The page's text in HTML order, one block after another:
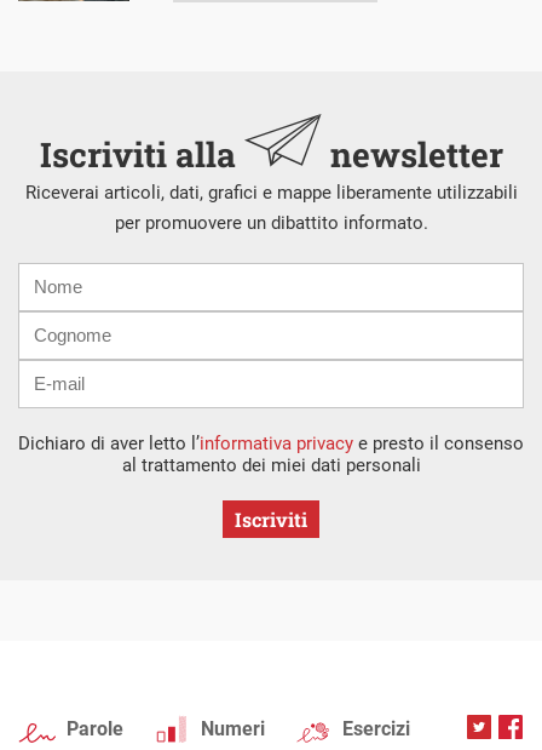
Iscriviti alla newsletter
Riceverai articoli, dati, grafici e mappe liberamente utilizzabili
per promuovere un dibattito informato.
mail
Dichiaro di aver letto l’informativa privacy e presto il consenso
al trattamento dei miei dati personali
Iscriviti
Parole Numeri Esercizi